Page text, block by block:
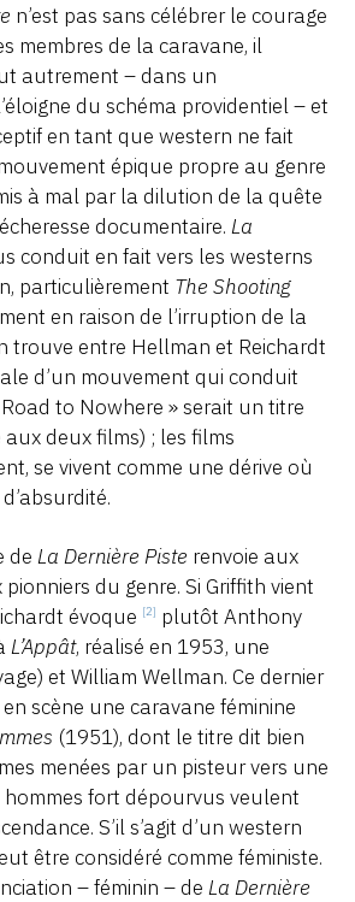
n’est pas sans célébrer le courage
membres de la caravane, il
autrement – dans un
du schéma providentiel – et
en tant que western ne fait
épique propre au genre
à mal par la dilution de la quête
documentaire. La
conduit en fait vers les westerns
particulièrement The Shooting
en raison de l’irruption de la
trouve entre Hellman et Reichardt
d’un mouvement qui conduit
to Nowhere » serait un titre
deux films) ; les films
se vivent comme une dérive où
de La Dernière Piste renvoie aux
du genre. Si Griffith vient
évoque [2] plutôt Anthony
L’Appât, réalisé en 1953, une
et William Wellman. Ce dernier
scène une caravane féminine
(1951), dont le titre dit bien
menées par un pisteur vers une
fort dépourvus veulent
S’il s’agit d’un western
être considéré comme féministe.
– féminin – de La Dernière